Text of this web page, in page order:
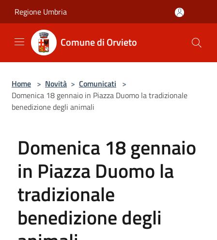
Regione Umbria
Comune di Orvieto
Home > Novità > Comunicati >
Domenica 18 gennaio in Piazza Duomo la tradizionale
benedizione degli animali
Domenica 18 gennaio
in Piazza Duomo la
tradizionale
benedizione degli